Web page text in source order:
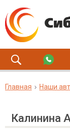
Главная Наши
Калинина